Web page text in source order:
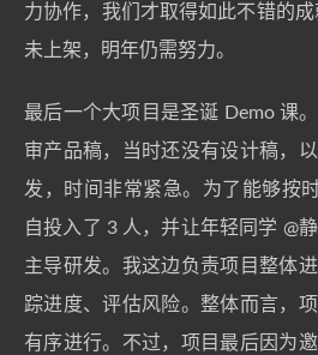
力协作，我们才取得如此不错的
未上架，明年仍需努力。
最后一个大项目是圣诞 Demo 课
审产品稿，当时还没有设计稿，
发，时间非常紧急。为了能够按
自投入了 3 人，并让年轻同学 @
主导研发。我这边负责项目整体
踪进度、评估风险。整体而言，
有序进行。不过，项目最后因为